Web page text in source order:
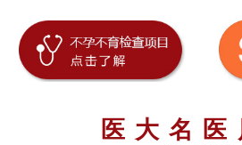
医大名医